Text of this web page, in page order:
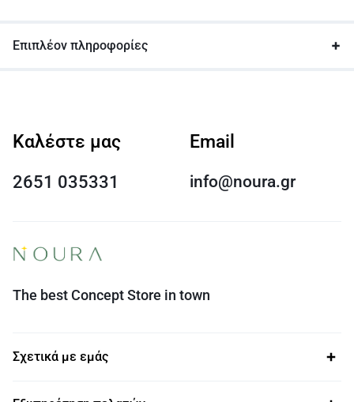
Επιπλέον πληροφορίες
Καλέστε μας
2651 035331
Email
info@noura.gr
The best Concept Store in town
Σχετικά με εμάς